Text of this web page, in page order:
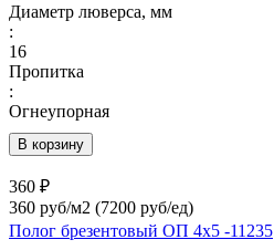
В корзину
Диаметр люверса, мм
:
16
Пропитка
:
Огнеупорная
360 ₽
360 руб/м2 (7200 руб/eд)
Полог брезентовый ОП 4х5 -11235